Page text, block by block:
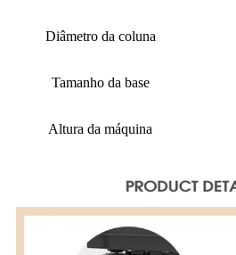
Diâmetro da coluna
Tamanho da base
Altura da máquina